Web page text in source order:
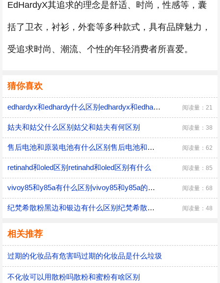
EdHardyX其追求的理念是舒适、时尚，性感等，囊
括了卫衣，衬衫，外套等多种款式，具有品牌魅力，
受追求时尚、潮流、个性的年轻消费者所喜爱。
猜你喜欢
edhardyx和edhardy什么区别edhardyx和edhardy有什么关系 阅读量：21
姑夫和姑父什么区别姑父和姑夫有何区别 阅读量：38
售后电池和原装电池有什么区别售后电池和原装电池的区别 阅读量：62
retinahd和oled区别retinahd和oled区别有什么 阅读量：85
vivoy85和y85a有什么区别vivoy85和y85a的区别有哪些 阅读量：68
纪梵希散粉黑边和银边有什么区别纪梵希散粉黑边和银边的区别 阅读量：48
相关推荐
过期的化妆品有危害吗过期的化妆品是什么垃圾
不化妆可以用散粉吗散粉和蜜粉有啥区别